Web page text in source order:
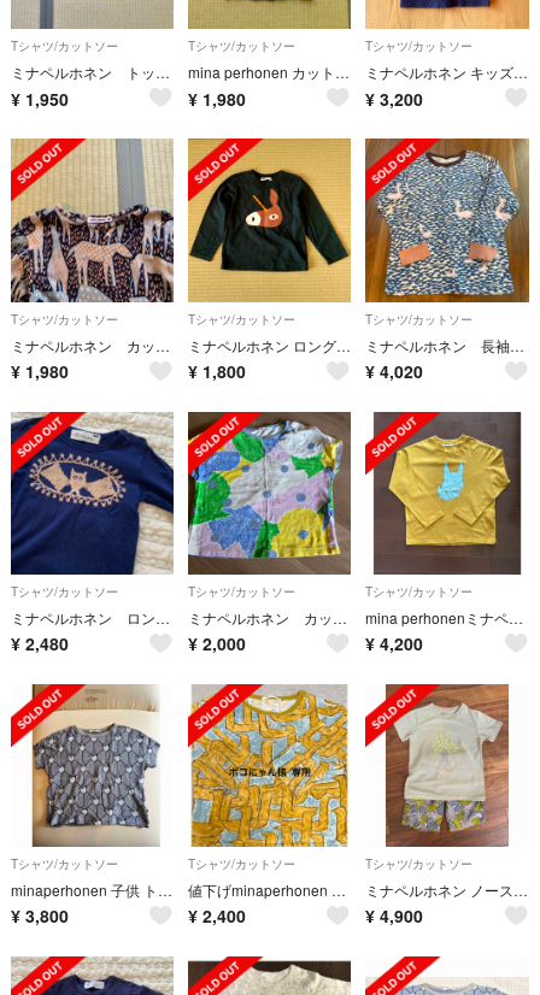
Tシャツ/カットソー
ミナペルホネン トップス サイズ120
¥ 1,950
Tシャツ/カットソー
mina perhonen カットソー120
¥ 1,980
Tシャツ/カットソー
ミナペルホネン キッズTシャツ oasis 110
¥ 3,200
Tシャツ/カットソー
ミナペルホネン カットソー サイズ120
¥ 1,980
Tシャツ/カットソー
ミナペルホネン ロングTシャツ120
¥ 1,800
Tシャツ/カットソー
ミナペルホネン 長袖シャツ 110㎝
¥ 4,020
Tシャツ/カットソー
ミナペルホネン ロンT 95 ハロウィン ネイビー
¥ 2,480
Tシャツ/カットソー
ミナペルホネン カットソー
¥ 2,000
Tシャツ/カットソー
mina perhonenミナペルホネンキッズ子供服カットソートップス130
¥ 4,200
Tシャツ/カットソー
minaperhonen 子供 トップス 110サイズ 男女兼用
¥ 3,800
Tシャツ/カットソー
値下げminaperhonen ロングスリーブT
¥ 2,400
Tシャツ/カットソー
ミナペルホネン ノースフェイス コラボTシャツ パンツ 2点セット
¥ 4,900